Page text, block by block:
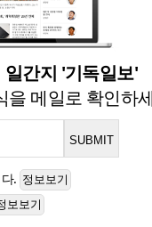
간지 '기독일보'
을 메일로 확인하
.
입력 2020. 10. 07 18:01
단히